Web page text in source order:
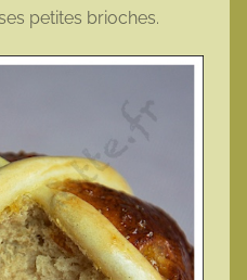
petites brioches.